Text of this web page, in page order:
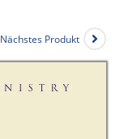
Nächstes Produkt